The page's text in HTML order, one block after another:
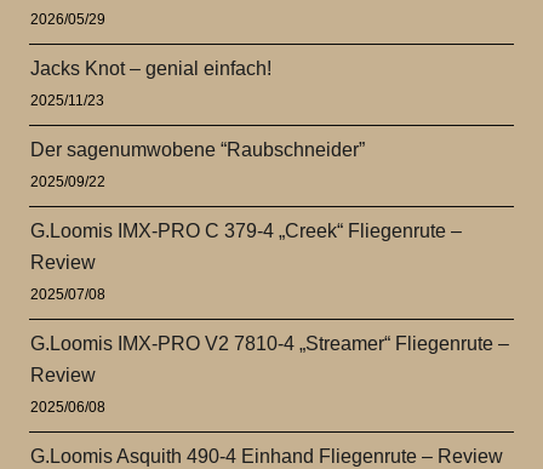
2026/05/29
Jacks Knot – genial einfach!
2025/11/23
Der sagenumwobene “Raubschneider”
2025/09/22
G.Loomis IMX-PRO C 379-4 „Creek“ Fliegenrute –
Review
2025/07/08
G.Loomis IMX-PRO V2 7810-4 „Streamer“ Fliegenrute –
Review
2025/06/08
G.Loomis Asquith 490-4 Einhand Fliegenrute – Review